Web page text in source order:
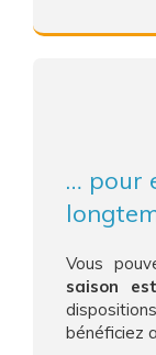
… pour
Vous
saison
bénéficiez